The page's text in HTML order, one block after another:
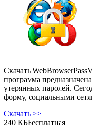
Скачать
программа
утерянных паролей.
форму, социальными
Скачать >>
240 КББесплатная